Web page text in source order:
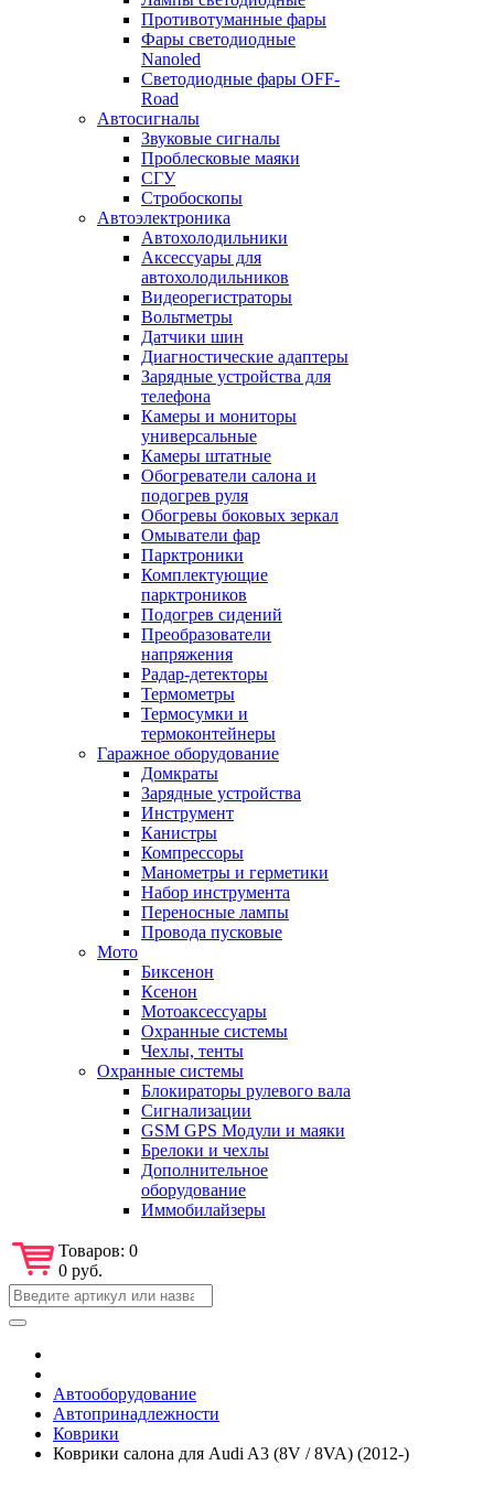
Противотуманные фары
Фары светодиодные
Nanoled
Светодиодные фары OFF-
Road
Автосигналы
Звуковые сигналы
Проблесковые маяки
СГУ
Стробоскопы
Автоэлектроника
Автохолодильники
Аксессуары для
автохолодильников
Видеорегистраторы
Вольтметры
Датчики шин
Диагностические адаптеры
Зарядные устройства для
телефона
Камеры и мониторы
универсальные
Камеры штатные
Обогреватели салона и
подогрев руля
Обогревы боковых зеркал
Омыватели фар
Парктроники
Комплектующие
парктроников
Подогрев сидений
Преобразователи
напряжения
Радар-детекторы
Термометры
Термосумки и
термоконтейнеры
Гаражное оборудование
Домкраты
Зарядные устройства
Инструмент
Канистры
Компрессоры
Манометры и герметики
Набор инструмента
Переносные лампы
Провода пусковые
Мото
Биксенон
Ксенон
Мотоаксессуары
Охранные системы
Чехлы, тенты
Охранные системы
Блокираторы рулевого вала
Сигнализации
GSM GPS Модули и маяки
Брелоки и чехлы
Дополнительное
оборудование
Иммобилайзеры
Товаров: 0
0 руб.
Автооборудование
Автопринадлежности
Коврики
Коврики салона для Audi A3 (8V / 8VA) (2012-)